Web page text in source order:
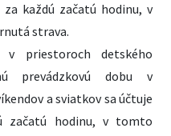
každú začatú hodinu, v
strava.
priestoroch detského
prevádzkovú dobu v
a sviatkov sa účtuje
začatú hodinu, v tomto